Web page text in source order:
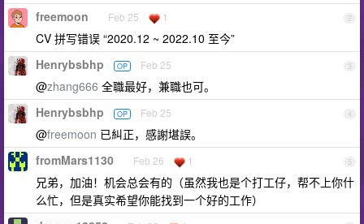
2
freemoon Feb 25 1
CV 拼写错误 “2020.12 ~ 2022.10 至今”
3
Henrybsbhp OP Feb 25
@zhang666 全職最好，兼職也可。
4
Henrybsbhp OP Feb 25
@freemoon 已糾正，感謝堪誤。
5
fromMars1130 Feb 26 1
兄弟，加油！机会总会有的（虽然我也是个打工仔，帮不上你什
么忙，但是真实希望你能找到一个好的工作）